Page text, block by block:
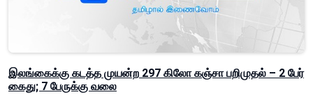
இலங்கைக்கு கடத்த முயன்ற 297 கிலோ கஞ்சா பறிமுதல் – 2 பேர்
கைது; 7 பேருக்கு வலை